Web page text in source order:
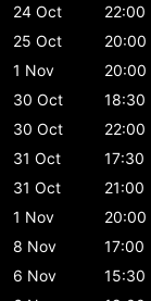
24 Oct
22:00
25 Oct
20:00
1 Nov
20:00
30 Oct
18:30
30 Oct
22:00
31 Oct
17:30
31 Oct
21:00
1 Nov
20:00
8 Nov
17:00
6 Nov
15:30